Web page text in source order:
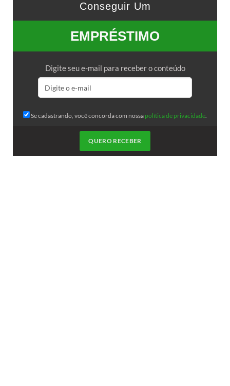
Conseguir Um
EMPRÉSTIMO
Digite seu e-mail para receber o conteúdo
Se cadastrando, você concorda com nossa política de privacidade.
QUERO RECEBER